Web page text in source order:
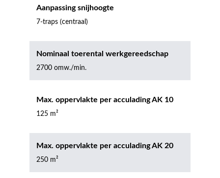
Aanpassing snijhoogte
7-traps (centraal)
Nominaal toerental werkgereedschap
2700 omw./min.
Max. oppervlakte per acculading AK 10
125 m²
Max. oppervlakte per acculading AK 20
250 m²